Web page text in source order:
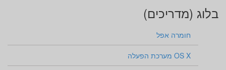
בלוג (מדריכים)
חומרה אפל
OS X מערכת הפעלה